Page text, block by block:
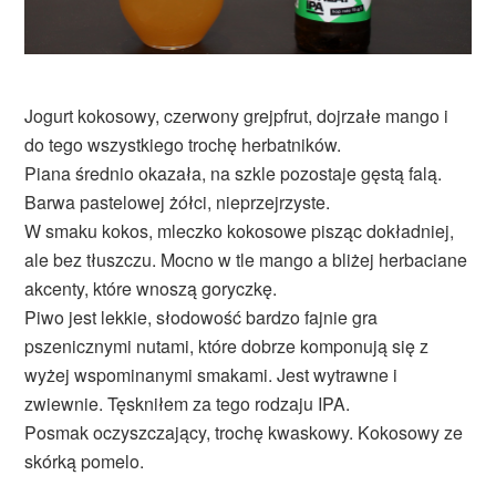
Jogurt kokosowy, czerwony grejpfrut, dojrzałe mango i
do tego wszystkiego trochę herbatników.
Piana średnio okazała, na szkle pozostaje gęstą falą.
Barwa pastelowej żółci, nieprzejrzyste.
W smaku kokos, mleczko kokosowe pisząc dokładniej,
ale bez tłuszczu. Mocno w tle mango a bliżej herbaciane
akcenty, które wnoszą goryczkę.
Piwo jest lekkie, słodowość bardzo fajnie gra
pszenicznymi nutami, które dobrze komponują się z
wyżej wspominanymi smakami. Jest wytrawne i
zwiewnie. Tęskniłem za tego rodzaju IPA.
Posmak oczyszczający, trochę kwaskowy. Kokosowy ze
skórką pomelo.